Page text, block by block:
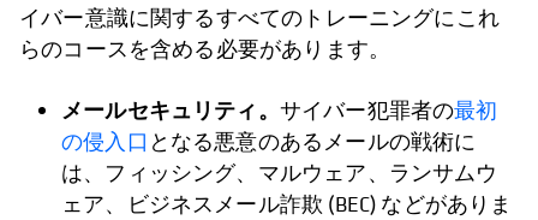
イバー意識に関するすべてのトレーニングにこれ
らのコースを含める必要があります。
メールセキュリティ。 サイバー犯罪者の最初
の侵入口
新しいタブで開く
となる悪意のあるメールの戦術に
は、フィッシング、マルウェア、ランサムウ
ェア、ビジネスメール詐欺 (BEC) などがありま